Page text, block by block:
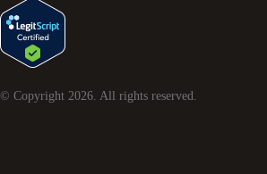
© Copyright 2026 . All rights reserved.